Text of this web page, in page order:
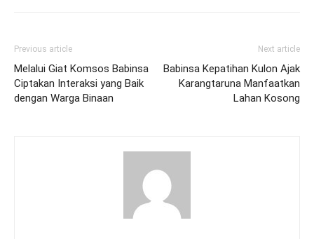
Previous article
Melalui Giat Komsos Babinsa
Ciptakan Interaksi yang Baik
dengan Warga Binaan
Next article
Babinsa Kepatihan Kulon Ajak
Karangtaruna Manfaatkan
Lahan Kosong